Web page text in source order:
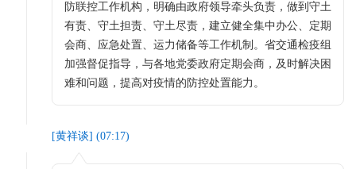
防联控工作机构，明确由政府领导牵头负责，做到守土
有责、守土担责、守土尽责，建立健全集中办公、定期
会商、应急处置、运力储备等工作机制。省交通检疫组
加强督促指导，与各地党委政府定期会商，及时解决困
难和问题，提高对疫情的防控处置能力。
[黄祥谈] (07:17)